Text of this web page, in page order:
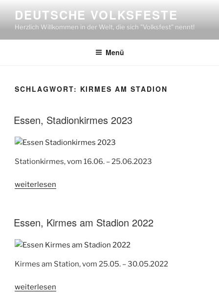
Inhalt
springen
DEUTSCHE VOLKSFESTE
Herzlich Willkommen in der Welt, die sich "Volksfest" nennt!
Menü
SCHLAGWORT: KIRMES AM STADION
Essen, Stadionkirmes 2023
Stationkirmes, vom 16.06. – 25.06.2023
„Essen,
weiterlesen
Essen, Kirmes am Stadion 2022
Kirmes am Station, vom 25.05. – 30.05.2022
„Essen,
weiterlesen